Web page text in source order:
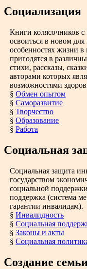
Социализация
Книги колясочников
освоиться в новом для
особенностях жизни в
пригодятся в
стихи, рассказы,
авторами которых
возможностями
§ Обмен опытом
§ Саморазвитие
§ Творчество
§ Образование
§ Работа
Социальная
Социальная защита
государством
социальной
поддержка (система
гарантии инвалидам).
§ Инвалидность
§ Социальная
§ Законы и акты
§ Социальная
Создание